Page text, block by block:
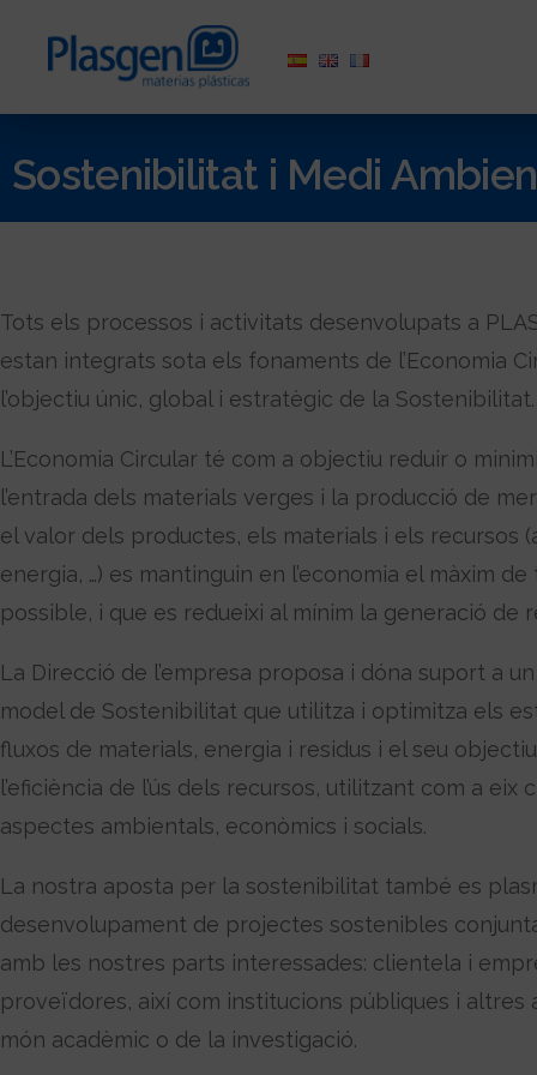
Sostenibilitat i Medi
Tots els processos i activitats desenvolupats a
estan integrats sota els fonaments de l’Economia
l’objectiu únic, global i estratègic de la Sostenibilitat.
L’Economia Circular té com a objectiu reduir o
l’entrada dels materials verges i la producció de
el valor dels productes, els materials i els recursos
energia, …) es mantinguin en l’economia el màxim
possible, i que es redueixi al mínim la generació de
La Direcció de l’empresa proposa i dóna suport a
model de Sostenibilitat que utilitza i optimitza els
fluxos de materials, energia i residus i el seu
l’eficiència de l’ús dels recursos, utilitzant com a eix
aspectes ambientals, econòmics i socials.
La nostra aposta per la sostenibilitat també es
desenvolupament de projectes sostenibles
amb les nostres parts interessades: clientela i
proveïdores, així com institucions públiques i altres
món acadèmic o de la investigació.